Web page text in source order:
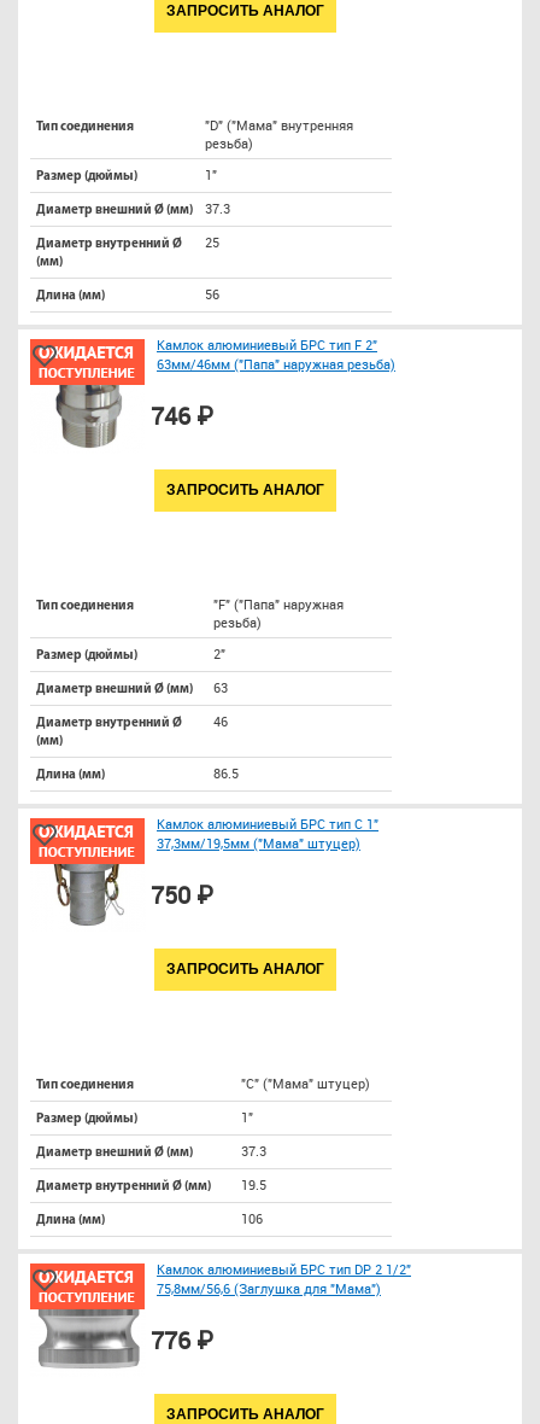
ЗАПРОСИТЬ АНАЛОГ
Тип соединения
"D" ("Мама" внутренняя
резьба)
Размер (дюймы) 1"
Диаметр внешний Ø (мм) 37.3
Диаметр внутренний Ø
(мм)
25
Длина (мм) 56
Камлок алюминиевый БРС тип F 2"
63мм/46мм ("Папа" наружная резьба)
746 ₽
ЗАПРОСИТЬ АНАЛОГ
Тип соединения
"F" ("Папа" наружная
резьба)
Размер (дюймы) 2"
Диаметр внешний Ø (мм) 63
Диаметр внутренний Ø
(мм)
46
Длина (мм) 86.5
Камлок алюминиевый БРС тип C 1"
37,3мм/19,5мм ("Мама" штуцер)
750 ₽
ЗАПРОСИТЬ АНАЛОГ
Тип соединения "C" ("Мама" штуцер)
Размер (дюймы) 1"
Диаметр внешний Ø (мм) 37.3
Диаметр внутренний Ø (мм) 19.5
Длина (мм) 106
Камлок алюминиевый БРС тип DP 2 1/2"
75,8мм/56,6 (Заглушка для "Мама")
776 ₽
ЗАПРОСИТЬ АНАЛОГ